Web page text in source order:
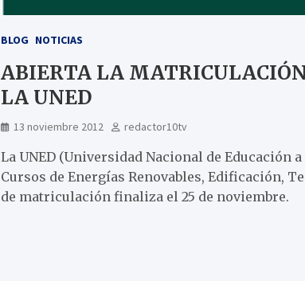
BLOG NOTICIAS
ABIERTA LA MATRICULACIÓN
LA UNED
13 noviembre 2012 redactor10tv
La UNED (Universidad Nacional de
Cursos de Energías Renovables, Edificación,
de matriculación finaliza el 25 de noviembre.